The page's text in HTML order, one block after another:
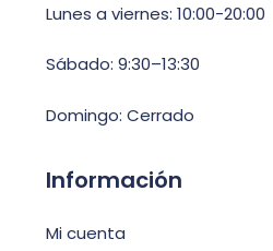
Lunes a viernes: 10:00-20:00
Sábado: 9:30–13:30
Domingo: Cerrado
Información
Mi cuenta